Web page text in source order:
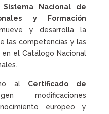
Sistema Nacional de
y Formación
y desarrolla la
las competencias y las
el Catálogo Nacional
al Certificado de
modificaciones
europeo y